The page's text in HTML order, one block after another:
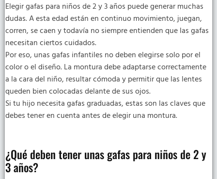
Elegir gafas para niños de 2 y 3 años puede generar muchas
dudas. A esta edad están en continuo movimiento, juegan,
corren, se caen y todavía no siempre entienden que las gafas
necesitan ciertos cuidados.
Por eso, unas gafas infantiles no deben elegirse solo por el
color o el diseño. La montura debe adaptarse correctamente
a la cara del niño, resultar cómoda y permitir que las lentes
queden bien colocadas delante de sus ojos.
Si tu hijo necesita gafas graduadas, estas son las claves que
debes tener en cuenta antes de elegir una montura.
¿Qué deben tener unas gafas para niños de 2 y
3 años?